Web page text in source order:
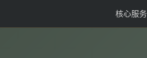
核心服务